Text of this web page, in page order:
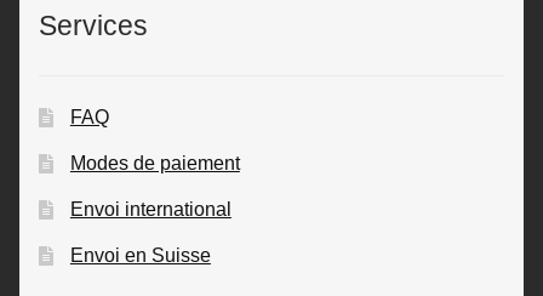
Services
FAQ
Modes de paiement
Envoi international
Envoi en Suisse